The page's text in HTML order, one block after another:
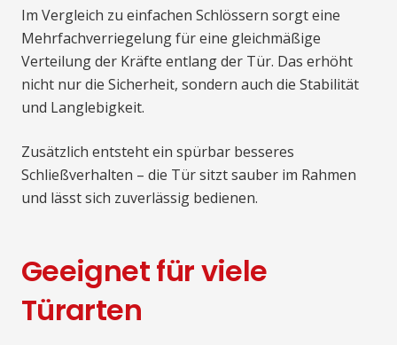
Im Vergleich zu einfachen Schlössern sorgt eine
Mehrfachverriegelung für eine gleichmäßige
Verteilung der Kräfte entlang der Tür. Das erhöht
nicht nur die Sicherheit, sondern auch die Stabilität
und Langlebigkeit.
Zusätzlich entsteht ein spürbar besseres
Schließverhalten – die Tür sitzt sauber im Rahmen
und lässt sich zuverlässig bedienen.
Geeignet für viele
Türarten